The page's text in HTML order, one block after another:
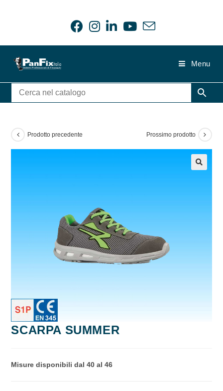
Menu
Prodotto precedente Prossimo prodotto
SCARPA SUMMER
Misure disponibili dal 40 al 46